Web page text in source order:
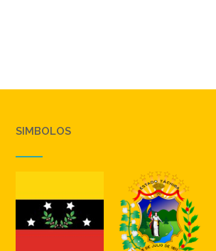
SIMBOLOS